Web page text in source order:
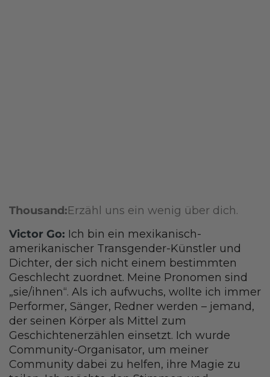
Thousand:Erzähl uns ein wenig über dich.
Victor Go: Ich bin ein mexikanisch-
amerikanischer Transgender-Künstler und
Dichter, der sich nicht einem bestimmten
Geschlecht zuordnet. Meine Pronomen sind
„sie/ihnen“. Als ich aufwuchs, wollte ich immer
Performer, Sänger, Redner werden – jemand,
der seinen Körper als Mittel zum
Geschichtenerzählen einsetzt. Ich wurde
Community-Organisator, um meiner
Community dabei zu helfen, ihre Magie zu